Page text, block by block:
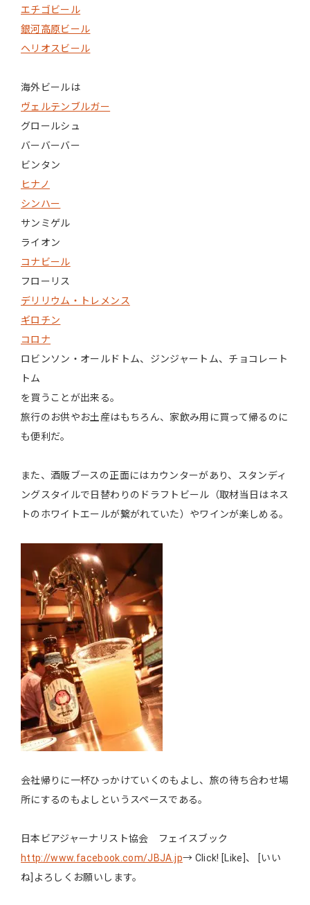
エチゴビール
銀河高原ビール
ヘリオスビール
海外ビールは
ヴェルテンブルガー
グロールシュ
バーバーバー
ビンタン
ヒナノ
シンハー
サンミゲル
ライオン
コナビール
フローリス
デリリウム・トレメンス
ギロチン
コロナ
ロビンソン・オールドトム、ジンジャートム、チョコレート
トム
を買うことが出来る。
旅行のお供やお土産はもちろん、家飲み用に買って帰るのに
も便利だ。
また、酒販ブースの正面にはカウンターがあり、スタンディ
ングスタイルで日替わりのドラフトビール（取材当日はネス
トのホワイトエールが繋がれていた）やワインが楽しめる。
会社帰りに一杯ひっかけていくのもよし、旅の待ち合わせ場
所にするのもよしというスペースである。
日本ビアジャーナリスト協会 フェイスブック
http://www.facebook.com/JBJA.jp→ Click! [Like]、 [いい
ね]よろしくお願いします。